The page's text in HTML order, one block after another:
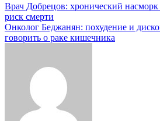
Навигация
по
записям
Врач Добрецов: хронический
риск смерти
Онколог Беджанян: похудение и
говорить о раке кишечника